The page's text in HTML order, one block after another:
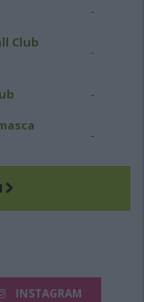
-
Club
-
-
-
INSTAGRAM